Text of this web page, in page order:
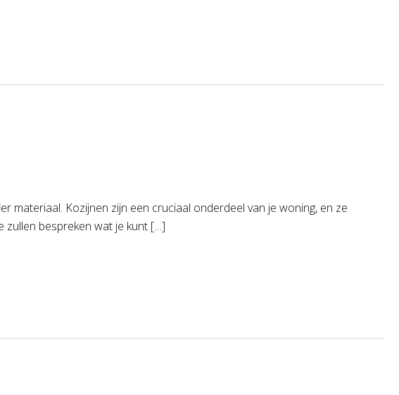
materiaal. Kozijnen zijn een cruciaal onderdeel van je woning, en ze
zullen bespreken wat je kunt […]